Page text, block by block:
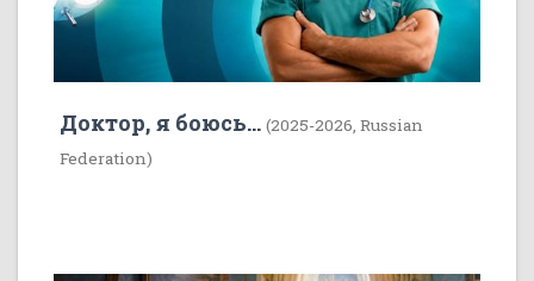
Доктор, я боюсь... (2025-2026, Russian
Federation)